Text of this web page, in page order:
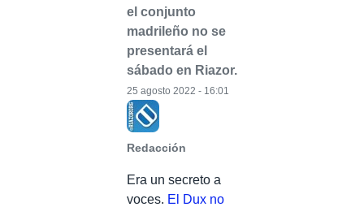
el conjunto
madrileño no se
presentará el
sábado en Riazor.
Redacción
25 agosto 2022 - 16:01
Era un secreto a
voces. El Dux no